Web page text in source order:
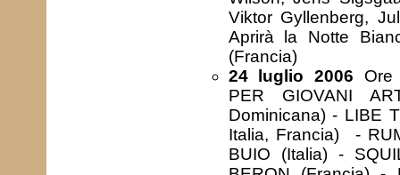
Viktor Gyllenberg,
Aprirà la Notte
(Francia)
24 luglio 2006 Ore
PER GIOVANI
Dominicana) - LIBE
Italia, Francia) -
BUIO (Italia) -